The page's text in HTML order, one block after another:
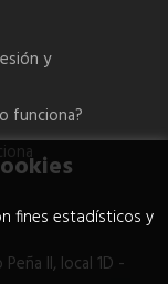
y
funciona?
II, local 1D -
fines estadísticos y